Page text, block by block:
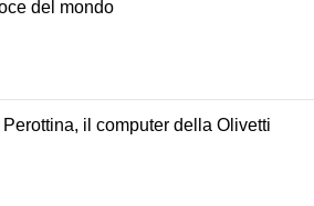
del mondo
il computer della Olivetti